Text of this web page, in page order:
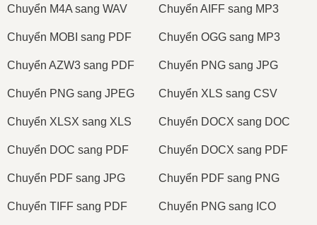
Сhuyển M4A sang WAV Сhuyển AIFF sang MP3
Сhuyển MOBI sang PDF Сhuyển OGG sang MP3
Сhuyển AZW3 sang PDF Сhuyển PNG sang JPG
Сhuyển PNG sang JPEG Сhuyển XLS sang CSV
Сhuyển XLSX sang XLS Сhuyển DOCX sang DOC
Сhuyển DOC sang PDF Сhuyển DOCX sang PDF
Сhuyển PDF sang JPG Сhuyển PDF sang PNG
Сhuyển TIFF sang PDF Сhuyển PNG sang ICO